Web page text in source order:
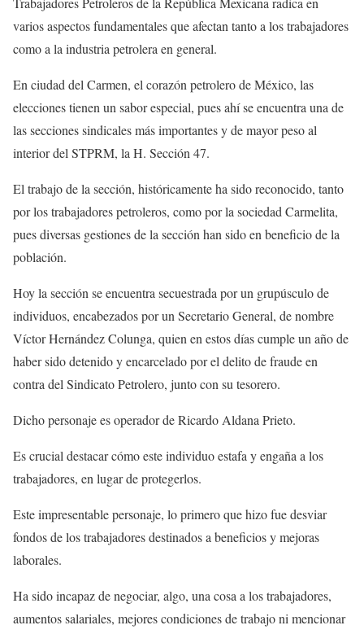
varios aspectos fundamentales que afectan tanto a los trabajadores
como a la industria petrolera en general.
En ciudad del Carmen, el corazón petrolero de México, las
elecciones tienen un sabor especial, pues ahí se encuentra una de
las secciones sindicales más importantes y de mayor peso al
interior del STPRM, la H. Sección 47.
El trabajo de la sección, históricamente ha sido reconocido, tanto
por los trabajadores petroleros, como por la sociedad Carmelita,
pues diversas gestiones de la sección han sido en beneficio de la
población.
Hoy la sección se encuentra secuestrada por un grupúsculo de
individuos, encabezados por un Secretario General, de nombre
Víctor Hernández Colunga, quien en estos días cumple un año de
haber sido detenido y encarcelado por el delito de fraude en
contra del Sindicato Petrolero, junto con su tesorero.
Dicho personaje es operador de Ricardo Aldana Prieto.
Es crucial destacar cómo este individuo estafa y engaña a los
trabajadores, en lugar de protegerlos.
Este impresentable personaje, lo primero que hizo fue desviar
fondos de los trabajadores destinados a beneficios y mejoras
laborales.
Ha sido incapaz de negociar, algo, una cosa a los trabajadores,
aumentos salariales, mejores condiciones de trabajo ni mencionar